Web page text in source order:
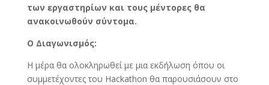
των εργαστηρίων και τους μέντορες θα
ανακοινωθούν σύντομα.
O Διαγωνισμός:
Η μέρα θα ολοκληρωθεί με μια εκδήλωση όπου οι
συμμετέχοντες του Hackathon θα παρουσιάσουν στο